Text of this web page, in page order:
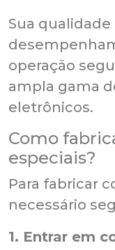
Sua
operação
ampla gama
eletrônicos.
Como
especiais?
Para fabricar
necessário
1. Entrar em